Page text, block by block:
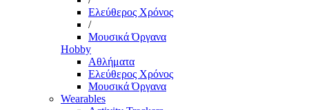
Ελεύθερος Χρόνος
/
Μουσικά Όργανα
Hobby
Αθλήματα
Ελεύθερος Χρόνος
Μουσικά Όργανα
Wearables